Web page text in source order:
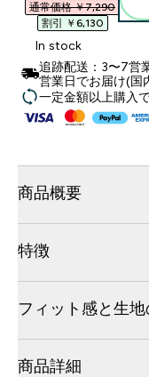
通常価格 ￥7,290‎
割引 ￥6,130‎
In stock
追跡配送：3〜7営
営業日でお届け(国
一定金額以上購入
商品概要
特徴
フィット感と生
商品詳細